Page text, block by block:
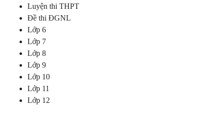
Luyện thi THPT
Đề thi ĐGNL
Lớp 6
Lớp 7
Lớp 8
Lớp 9
Lớp 10
Lớp 11
Lớp 12